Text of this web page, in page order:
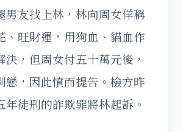
男友找上林，林向周女佯稱
、旺財運，用狗血、貓血作
決，但周女付五十萬元後，
戀，因此憤而提告。檢方昨
年徒刑的詐欺罪將林起訴。